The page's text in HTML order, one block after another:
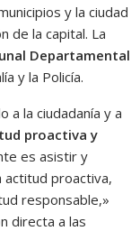
y la ciudad
de la capital. La
Departamental
y la Policía.
a la ciudadanía y a
proactiva y
es asistir y
actitud proactiva,
responsable,»
directa a las